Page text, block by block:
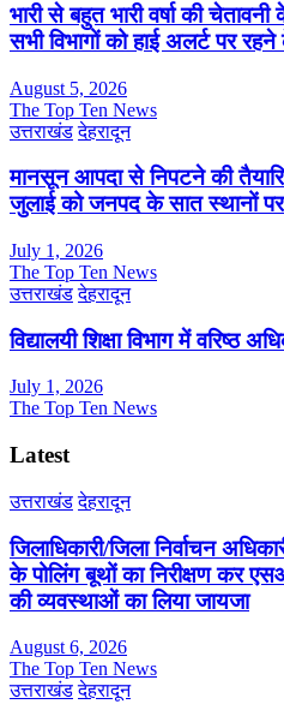
भारी से बहुत भारी वर्षा की
सभी विभागों को हाई अलर्ट पर रहने
August 5, 2026
The Top Ten News
उत्तराखंड देहरादून
मानसून आपदा से निपटने की
जुलाई को जनपद के सात स्थानों
July 1, 2026
The Top Ten News
उत्तराखंड देहरादून
विद्यालयी शिक्षा विभाग में वरिष्ठ
July 1, 2026
The Top Ten News
Latest
उत्तराखंड देहरादून
जिलाधिकारी/जिला निर्वाचन
के पोलिंग बूथों का निरीक्षण कर
की व्यवस्थाओं का लिया जायजा
August 6, 2026
The Top Ten News
उत्तराखंड देहरादून